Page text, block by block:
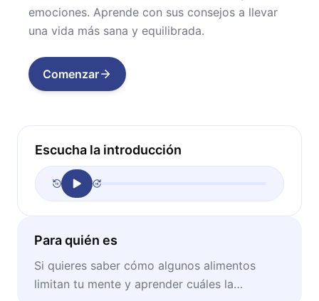
emociones. Aprende con sus consejos a llevar
una vida más sana y equilibrada.
Comenzar
Escucha la introducción
Para quién es
Si quieres saber cómo algunos alimentos
limitan tu mente y aprender cuáles la